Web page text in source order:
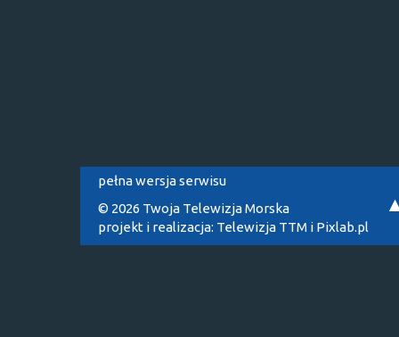
pełna wersja serwisu
© 2026 Twoja Telewizja Morska
projekt i realizacja: Telewizja TTM i Pixlab.pl